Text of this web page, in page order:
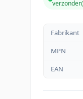
verzonden)
Fabrikant
MPN
EAN